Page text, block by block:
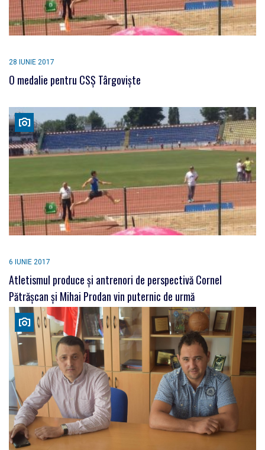
28 IUNIE 2017
O medalie pentru CSŞ Târgovişte
6 IUNIE 2017
Atletismul produce și antrenori de perspectivă Cornel
Pătrășcan și Mihai Prodan vin puternic de urmă